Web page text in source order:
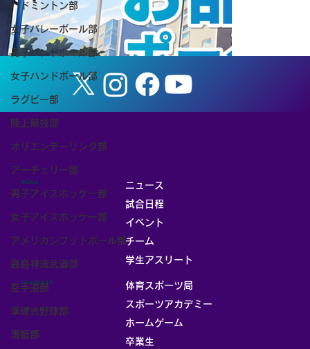
バドミントン部
女子バレーボール部
男子ハンドボール部
女子ハンドボール部
ラグビー部
陸上競技部
オリエンテーリング部
アーチェリー部
男子アイスホッケー部
女子アイスホッケー部
アメリカンフットボール部
鹿島神流武道部
空手道部
準硬式野球部
漕艇部
ゲーム「TSUKUBA LIVE! Presented by
SMBC」（女子バスケットボール）を開
催します
ニュース
試合日程
イベント
チーム
学生アスリート
MENU
体育スポーツ局
スポーツアカデミー
ホームゲーム
卒業生
CONTENTS